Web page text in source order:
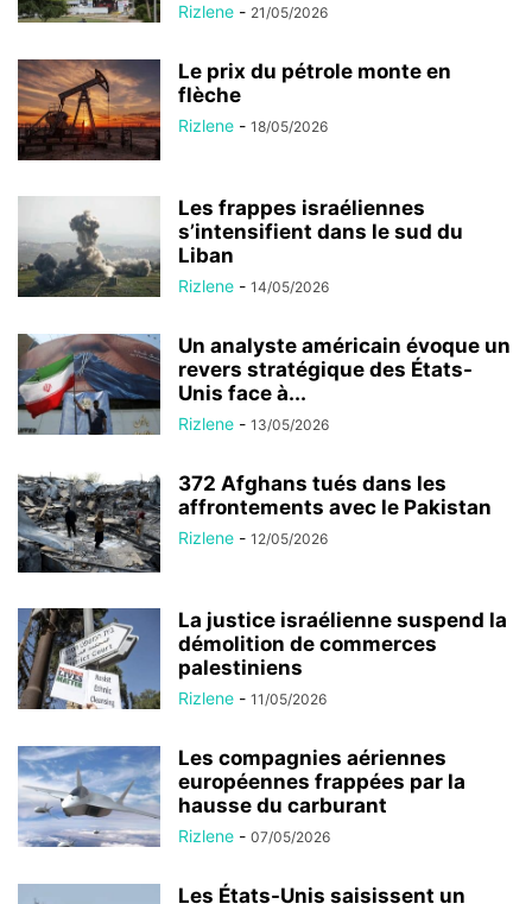
Rizlene - 21/05/2026
Le prix du pétrole monte en
flèche
Rizlene - 18/05/2026
Les frappes israéliennes
s’intensifient dans le sud du
Liban
Rizlene - 14/05/2026
Un analyste américain évoque un
revers stratégique des États-
Unis face à...
Rizlene - 13/05/2026
372 Afghans tués dans les
affrontements avec le Pakistan
Rizlene - 12/05/2026
La justice israélienne suspend la
démolition de commerces
palestiniens
Rizlene - 11/05/2026
Les compagnies aériennes
européennes frappées par la
hausse du carburant
Rizlene - 07/05/2026
Les États-Unis saisissent un